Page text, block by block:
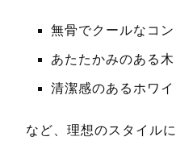
無骨でクールなコ
あたたかみのある
清潔感のあるホワ
など、理想のスタイル